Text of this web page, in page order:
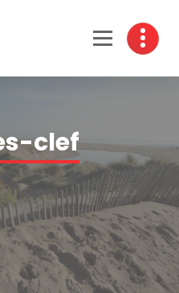
clef
-
clef